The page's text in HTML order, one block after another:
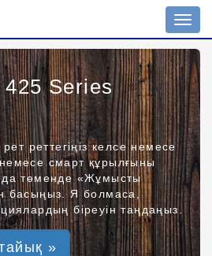
Series
рет реттегіңіз келсе немесе
смарт құрылғыны
төменде «Жұмысты
басыңыз. Я болмаса,
біреуін таңдаңыз.
»